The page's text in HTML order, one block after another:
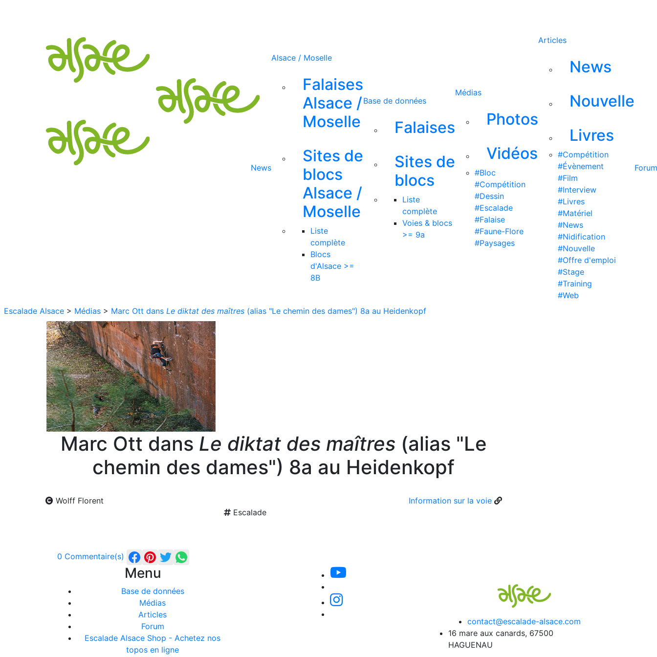
News
Alsace / Moselle
Falaises
Alsace /
Moselle
Sites de
blocs
Alsace /
Moselle
Liste
complète
Blocs
d'Alsace >=
8B
Base de données
Falaises
Sites de
blocs
Liste
complète
Voies & blocs
>= 9a
Médias
Photos
Vidéos
#Bloc
#Compétition
#Dessin
#Escalade
#Falaise
#Faune-Flore
#Paysages
Articles
News
Nouvelle
Livres
#Compétition
#Évènement
#Film
#Interview
#Livres
#Matériel
#News
#Nidification
#Nouvelle
#Offre d'emploi
#Stage
#Training
#Web
Forum
Escalade Alsace > Médias > Marc Ott dans Le diktat des maîtres (alias "Le chemin des dames") 8a au Heidenkopf
Marc Ott dans Le diktat des maîtres (alias "Le
chemin des dames") 8a au Heidenkopf
Wolff Florent
Information sur la voie
Escalade
0 Commentaire(s)
Menu
Base de données
Médias
Articles
Forum
Escalade Alsace Shop - Achetez nos
topos en ligne
contact@escalade-alsace.com
16 mare aux canards, 67500
HAGUENAU